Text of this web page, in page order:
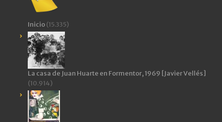
Inicio(15.335)
La casa de Juan Huarte en Formentor, 1969 [Javier Vellés]
(10.914)